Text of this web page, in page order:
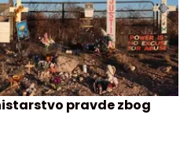
pravde zbog